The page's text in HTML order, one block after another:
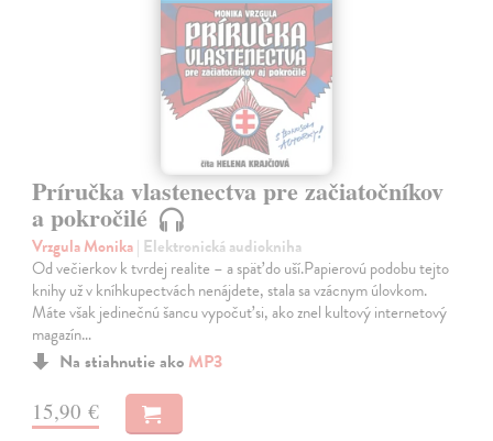
Príručka vlastenectva pre začiatočníkov
a pokročilé
Vrzgula Monika| Elektronická audiokniha
Od večierkov k tvrdej realite – a späť do uší.Papierovú podobu tejto
knihy už v kníhkupectvách nenájdete, stala sa vzácnym úlovkom.
Máte však jedinečnú šancu vypočuť si, ako znel kultový internetový
magazín…
Na stiahnutie ako MP3
15,90 €